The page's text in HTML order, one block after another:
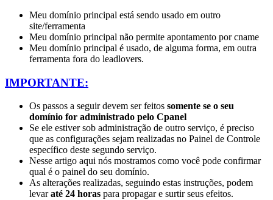
Meu domínio principal está sendo usado em outro
site/ferramenta
Meu domínio principal não permite apontamento por cname
Meu domínio principal é usado, de alguma forma, em outra
ferramenta fora do leadlovers.
IMPORTANTE:
Os passos a seguir devem ser feitos somente se o seu
domínio for administrado pelo Cpanel
Se ele estiver sob administração de outro serviço, é preciso
que as configurações sejam realizadas no Painel de Controle
específico deste segundo serviço.
Nesse artigo aqui nós mostramos como você pode confirmar
qual é o painel do seu domínio.
As alterações realizadas, seguindo estas instruções, podem
levaraté 24 horas para propagar e surtir seus efeitos.